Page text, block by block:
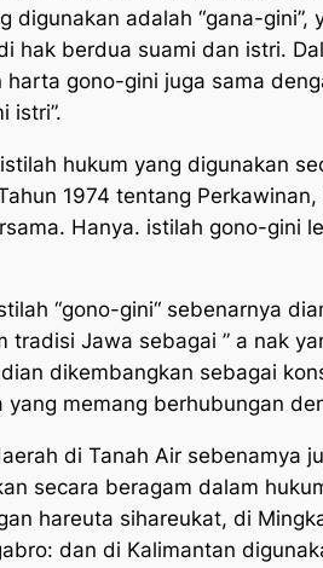
digunakan adalah “gana-gini”,
hak berdua suami dan istri.
harta gono-gini juga sama
istri”.
hukum yang digunakan
1974 tentang
Hanya. istilah gono-gini
“gono-gini“ sebenarnya
tradisi Jawa sebagai ” a nak
dikembangkan sebagai
memang berhubungan
di Tanah Air sebenamya
secara beragam dalam
hareuta sihareukat, di
dan di Kalimantan